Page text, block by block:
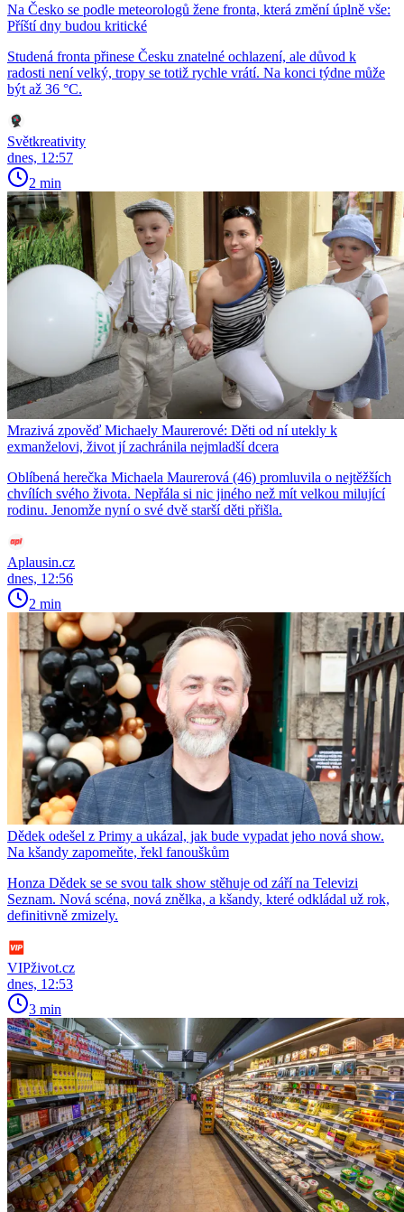
Na Česko se podle meteorologů žene fronta, která změní úplně vše:
Příští dny budou kritické
Studená fronta přinese Česku znatelné ochlazení, ale důvod k
radosti není velký, tropy se totiž rychle vrátí. Na konci týdne může
být až 36 °C.
Světkreativity
dnes, 12:57
2 min
Mrazivá zpověď Michaely Maurerové: Děti od ní utekly k
exmanželovi, život jí zachránila nejmladší dcera
Oblíbená herečka Michaela Maurerová (46) promluvila o nejtěžších
chvílích svého života. Nepřála si nic jiného než mít velkou milující
rodinu. Jenomže nyní o své dvě starší děti přišla.
Aplausin.cz
dnes, 12:56
2 min
Dědek odešel z Primy a ukázal, jak bude vypadat jeho nová show.
Na kšandy zapomeňte, řekl fanouškům
Honza Dědek se se svou talk show stěhuje od září na Televizi
Seznam. Nová scéna, nová znělka, a kšandy, které odkládal už rok,
definitivně zmizely.
VIPživot.cz
dnes, 12:53
3 min